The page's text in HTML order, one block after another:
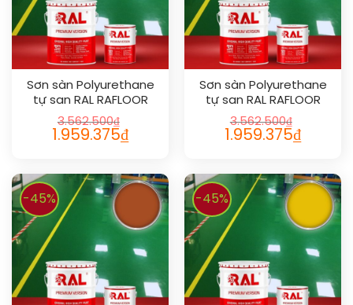
Sơn sàn Polyurethane
tự san RAL RAFLOOR
SHIELD SL 1018
3.562.500₫
1.959.375₫
Sơn sàn Polyurethane
tự san RAL RAFLOOR
SHIELD SL 1016
3.562.500₫
1.959.375₫
-45% -45%